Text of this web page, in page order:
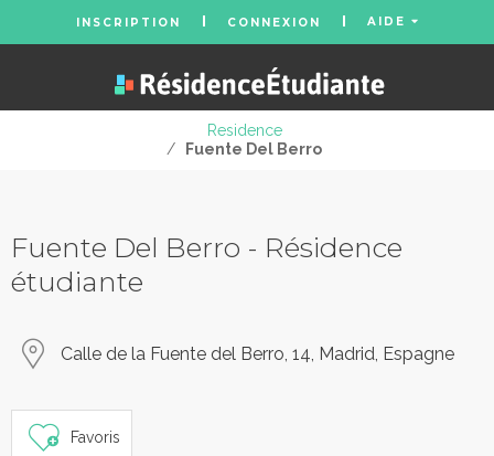
INSCRIPTION CONNEXION AIDE
Residence
/
Fuente Del Berro
Fuente Del Berro - Résidence
étudiante
Calle de la Fuente del Berro, 14, Madrid, Espagne
Favoris